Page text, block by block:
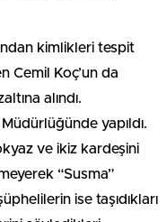
kimlikleri tespit
Cemil Koç’un da
alındı.
yapıldı.
ve ikiz kardeşini
“Susma”
ise taşıdıkları